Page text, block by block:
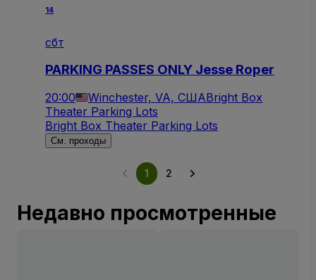
14
сбт
PARKING PASSES ONLY Jesse Roper
20:00 Winchester, VA, СШАBright Box
Theater Parking Lots
Bright Box Theater Parking Lots
См. проходы
1 2
Недавно просмотренные